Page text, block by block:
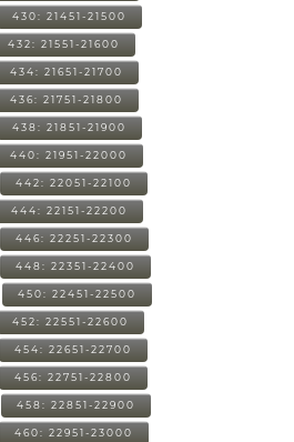
430: 21451-21500
432: 21551-21600
434: 21651-21700
436: 21751-21800
438: 21851-21900
440: 21951-22000
442: 22051-22100
444: 22151-22200
446: 22251-22300
448: 22351-22400
450: 22451-22500
452: 22551-22600
454: 22651-22700
456: 22751-22800
458: 22851-22900
460: 22951-23000